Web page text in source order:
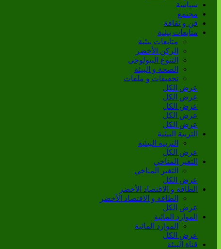
سياسة
مجتمع
فن و ثقافة
متابعات بيئية
متابعات بيئية
الركن الأخضر
التنوع البيولوجي
الصحة و البيئة
تحقيقات و ملفات
عرض الكل
عرض الكل
عرض الكل
عرض الكل
عرض الكل
التربية البيئية
التربية البيئية
عرض الكل
التغير المناخي
التغير المناخي
عرض الكل
الطاقة و الاقتصاد الأخضر
الطاقة و الاقتصاد الأخضر
عرض الكل
الموارد المائية
الموارد المائية
عرض الكل
قناة البيئة